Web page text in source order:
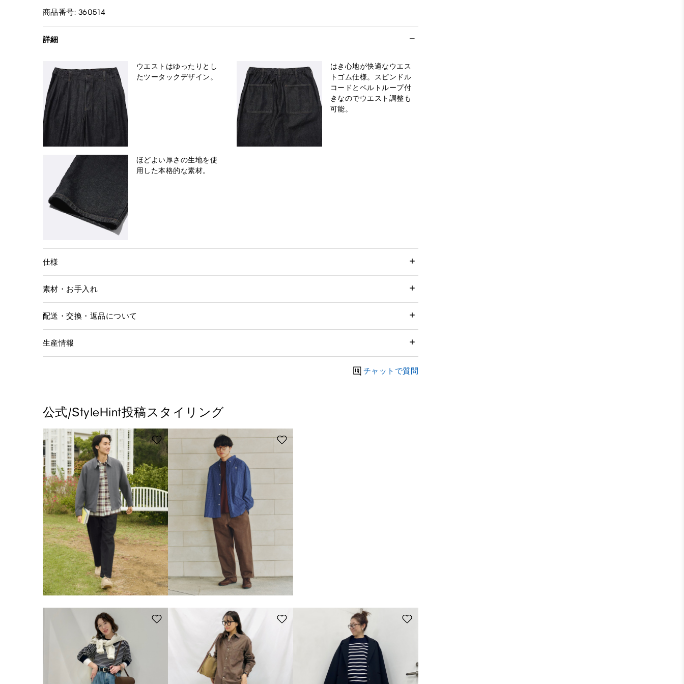
商品番号: 360514
詳細
ウエストはゆったりとし
たツータックデザイン。
はき心地が快適なウエス
トゴム仕様。スピンドル
コードとベルトループ付
きなのでウエスト調整も
可能。
ほどよい厚さの生地を使
用した本格的な素材。
仕様
素材・お手入れ
配送・交換・返品について
生産情報
チャットで質問
公式/StyleHint投稿スタイリング